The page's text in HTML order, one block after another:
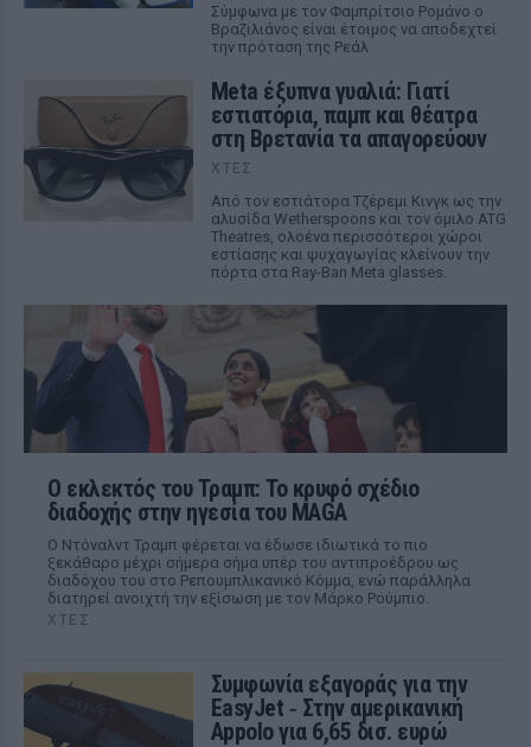
Σύμφωνα με τον Φαμπρίτσιο Ρομάνο ο
Βραζιλιάνος είναι έτοιμος να αποδεχτεί
την πρόταση της Ρεάλ
Meta έξυπνα γυαλιά: Γιατί
εστιατόρια, παμπ και θέατρα
στη Βρετανία τα απαγορεύουν
ΧΤΕΣ
Από τον εστιάτορα Τζέρεμι Κινγκ ως την
αλυσίδα Wetherspoons και τον όμιλο ATG
Theatres, ολοένα περισσότεροι χώροι
εστίασης και ψυχαγωγίας κλείνουν την
πόρτα στα Ray-Ban Meta glasses.
Ο εκλεκτός του Τραμπ: Το κρυφό σχέδιο
διαδοχής στην ηγεσία του MAGA
Ο Ντόναλντ Τραμπ φέρεται να έδωσε ιδιωτικά το πιο
ξεκάθαρο μέχρι σήμερα σήμα υπέρ του αντιπροέδρου ως
διαδόχου του στο Ρεπουμπλικανικό Κόμμα, ενώ παράλληλα
διατηρεί ανοιχτή την εξίσωση με τον Μάρκο Ρούμπιο.
ΧΤΕΣ
Συμφωνία εξαγοράς για την
EasyJet ‑ Στην αμερικανική
Appolo για 6,65 δισ. ευρώ